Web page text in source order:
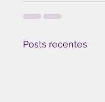
Posts recentes